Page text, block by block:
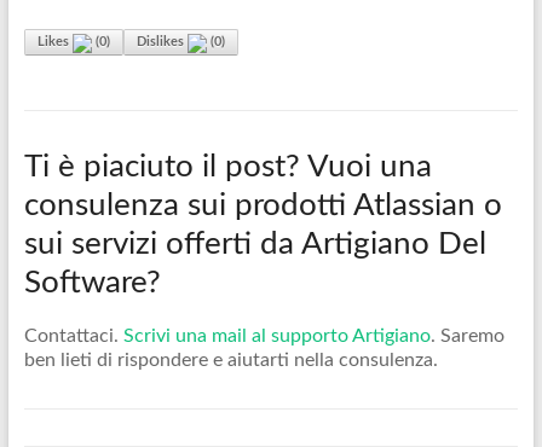
Likes (0) Dislikes (0)
Ti è piaciuto il post? Vuoi una
consulenza sui prodotti Atlassian o
sui servizi offerti da Artigiano Del
Software?
Contattaci. Scrivi una mail al supporto Artigiano. Saremo
ben lieti di rispondere e aiutarti nella consulenza.